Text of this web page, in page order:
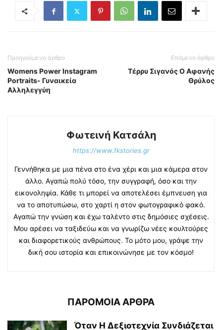
Προηγούμενο άρθρο
Womens Power Instagram
Portraits- Γυναικεία
Αλληλεγγύη
Επόμενο άρθρο
Τέρρυ Σιγανός Ο Αφανής
Θρύλος
Φωτεινή Κατσάλη
https://www.fkstories.gr
Γεννήθηκα με μια πένα στο ένα χέρι και μια κάμερα στον
άλλο. Αγαπώ πολύ τόσο, την συγγραφή, όσο και την
εικονοληψία. Κάθε τι μπορεί να αποτελέσει έμπνευση για
να το αποτυπώσω, στο χαρτί η στον φωτογραφικό φακό.
Αγαπώ την γνώση και έχω ταλέντο στις δημόσιες σχέσεις.
Μου αρέσει να ταξιδεύω και να γνωρίζω νέες κουλτούρες
και διαφορετικούς ανθρώπους. Το μότο μου, γράψε την
δική σου ιστορία και επικοινώνησε με τον κόσμο!
ΠΑΡΟΜΟΙΑ ΑΡΘΡΑ
Όταν Η Δεξιοτεχνία Συνδιάζεται